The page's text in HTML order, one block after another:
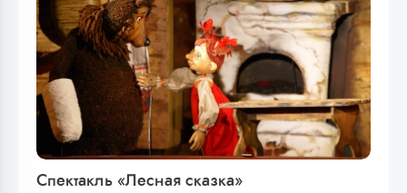
Спектакль «Лесная сказка»